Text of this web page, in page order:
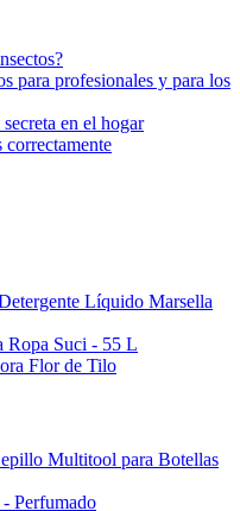
para profesionales y para los
en el hogar
Líquido Marsella
Ropa Suci - 55 L
Flor de Tilo
Multitool para Botellas
- Perfumado